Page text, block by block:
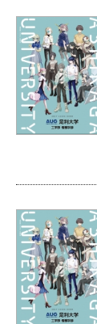
来場型・Web型イ
志望校・出願
先輩が入学を決
新生活お役立ちガ